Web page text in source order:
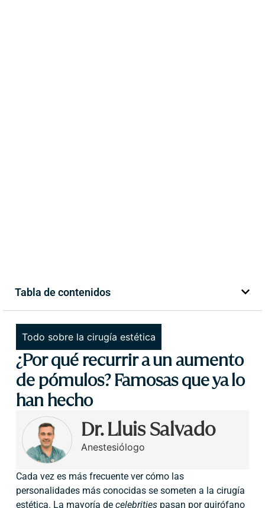
Tabla de contenidos
Todo sobre la cirugía estética
¿Por qué recurrir a un aumento
de pómulos? Famosas que ya lo
han hecho
Dr. Lluis Salvado
Anestesiólogo
Cada vez es más frecuente ver cómo las
personalidades más conocidas se someten a la cirugía
estética. La mayoría de celebrities pasan por quirófano